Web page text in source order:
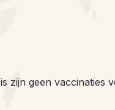
zijn geen vaccinaties